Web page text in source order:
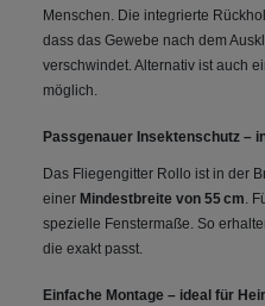
Menschen. Die integrierte
dass das Gewebe nach dem
verschwindet. Alternativ ist auch
möglich.
Passgenauer Insektenschutz –
Das Fliegengitter Rollo ist in der
einer Mindestbreite von 55 cm.
spezielle Fenstermaße. So
die exakt passt.
Einfache Montage – ideal für